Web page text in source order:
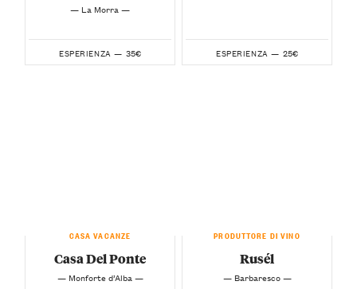
— La Morra —
ESPERIENZA — 35€ ESPERIENZA — 25€
CASA VACANZE
Casa Del Ponte
— Monforte d’Alba —
PRODUTTORE DI VINO
Rusél
— Barbaresco —